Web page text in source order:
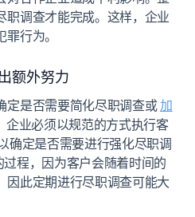
职调查才能完成。这样，企业
行为。
额外努力
定是否需要简化尽职调查或加
企业必须以规范的方式执行客
确定是否需要进行强化尽职调
过程，因为客户会随着时间的
因此定期进行尽职调查可能大